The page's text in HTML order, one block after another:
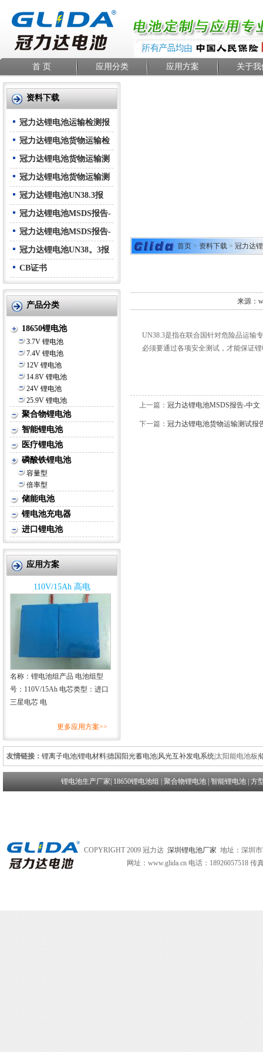
首 页 应用分类 应用方案 关于我
资料下载
冠力达锂电池运输检测报
告-空运
冠力达锂电池货物运输检
测报告--海运
冠力达锂电池货物运输测
试报告(与设备)-空运
冠力达锂电池货物运输测
试报告(与设备)-海运
冠力达锂电池UN38.3报
告-中文
冠力达锂电池MSDS报告-
中文
冠力达锂电池MSDS报告-
英文
冠力达锂电池UN38。3报
告-英文
CB证书
产品分类
18650锂电池
3.7V 锂电池
7.4V 锂电池
12V 锂电池
14.8V 锂电池
24V 锂电池
25.9V 锂电池
聚合物锂电池
智能锂电池
医疗锂电池
磷酸铁锂电池
容量型
倍率型
储能电池
锂电池充电器
进口锂电池
应用方案
110V/15Ah 高电
名称：锂电池组产品 电池组型
号：110V/15Ah 电芯类型：进口
三星电芯 电
更多应用方案>>
首页 > 资料下载 > 冠力达
来源：
UN38.3是指在联合国针对危险品运输
必须要通过各项安全测试，才能保证
上一篇： 冠力达锂电池MSDS报告-中文
下一篇： 冠力达锂电池货物运输测试报
友情链接： 锂离子电池锂电材料德国阳光蓄电池 风光互补发电系统 太阳能电池板
锂电池生产厂家 18650锂电池组 聚合物锂电池| 智能锂电池| 方
COPYRIGHT 2009 冠力达 深圳锂电池厂家 地址：深圳
网址：www.glida.cn 电话：18926057518 传